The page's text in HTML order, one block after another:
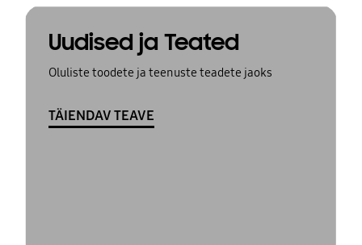
Uudised ja Teated
Oluliste toodete ja teenuste teadete jaoks
TÄIENDAV TEAVE